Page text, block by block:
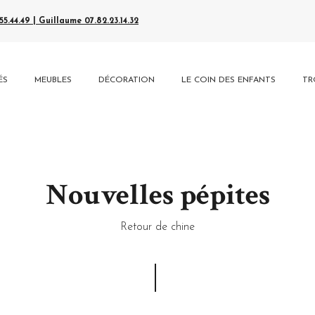
| Guillaume 07.82.23.14.32
MEUBLES DÉCORATION LE COIN DES ENFANTS
Nouvelles pépites
Retour de chine